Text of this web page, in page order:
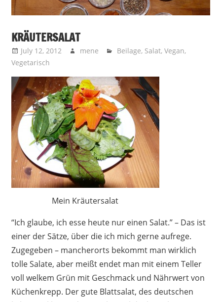
KRÄUTERSALAT
July 12, 2012 mene Beilage, Salat,Vegan,
Vegetarisch
Mein Kräutersalat
“Ich glaube, ich esse heute nur einen Salat.” – Das ist
einer der Sätze, über die ich mich gerne aufrege.
Zugegeben – mancherorts bekommt man wirklich
tolle Salate, aber meißt endet man mit einem Teller
voll welkem Grün mit Geschmack und Nährwert von
Küchenkrepp. Der gute Blattsalat, des deutschen